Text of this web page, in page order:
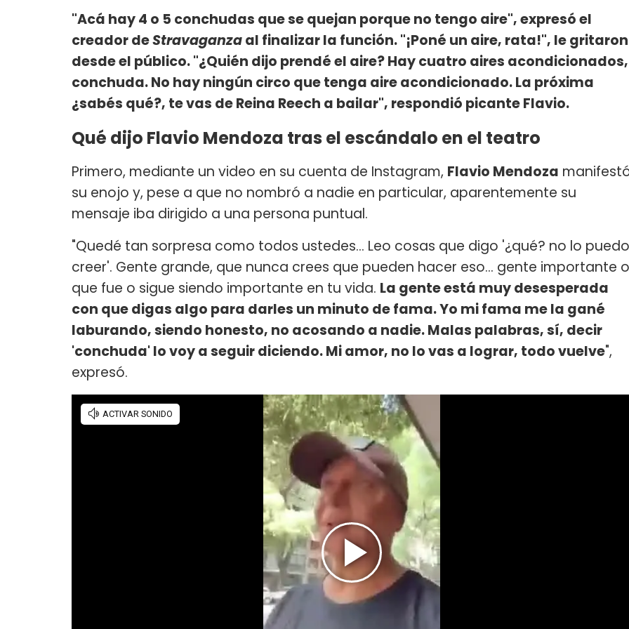
"Acá hay 4 o 5 conchudas que se quejan porque no tengo aire", expresó el
creador deStravaganzaal finalizar la función. "¡Poné un aire, rata!", le gritaron
desde el público. "¿Quién dijo prendé el aire? Hay cuatro aires acondicionados,
conchuda. No hay ningún circo que tenga aire acondicionado. La próxima
¿sabés qué?, te vas de Reina Reech a bailar", respondió picante Flavio.
Qué dijo Flavio Mendoza tras el escándalo en el teatro
Primero, mediante un video en su cuenta de Instagram, Flavio Mendoza
su enojo y, pese a que no nombró a nadie en particular, aparentemente su
mensaje iba dirigido a una persona puntual.
"Quedé tan sorpresa como todos ustedes... Leo cosas que digo '¿qué? no lo puedo
creer'. Gente grande, que nunca crees que pueden hacer eso... gente importante o
que fue o sigue siendo importante en tu vida. La gente está muy desesperada
con que digas algo para darles un minuto de fama. Yo mi fama me la gané
laburando, siendo honesto, no acosando a nadie. Malas palabras, sí, decir
'conchuda' lo voy a seguir diciendo. Mi amor, no lo vas a lograr, todo vuelve",
expresó.